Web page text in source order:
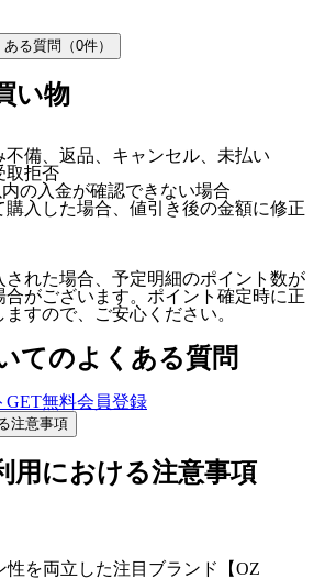
ある質問（0件）
い物
不備、返品、キャンセル、未払い
取拒否
内の入金が確認できない場合
入した場合、値引き後の金額に修正
れた場合、予定明細のポイント数が
がございます。ポイント確定時に正
すので、ご安心ください。
てのよくある質問
GET無料会員登録
注意事項
用における注意事項
性を両立した注目ブランド【OZ